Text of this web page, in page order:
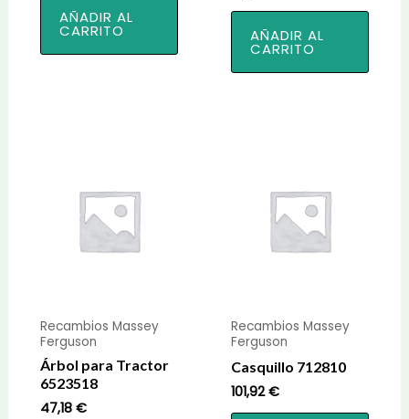
AÑADIR AL
CARRITO AÑADIR AL
CARRITO
Recambios Massey
Ferguson
Árbol para Tractor
6523518
47,18 €
Recambios Massey
Ferguson
Casquillo 712810
101,92€